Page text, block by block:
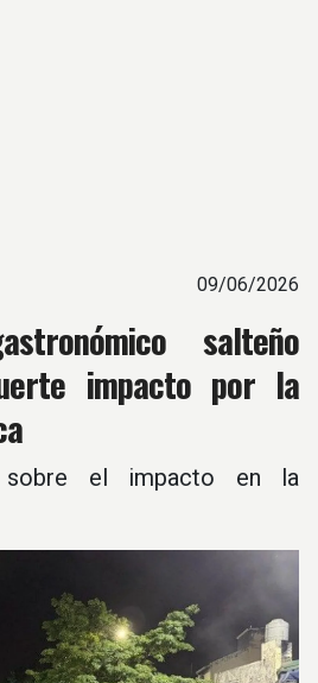
09/06/2026
salteño
impacto por la
sobre el impacto en la